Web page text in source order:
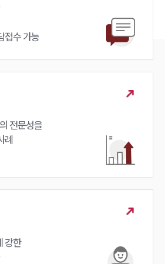
접수 가능
전문성을
례
강한